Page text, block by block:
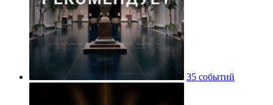
35 событий